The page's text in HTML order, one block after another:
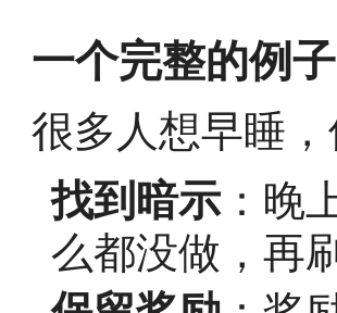
一个完整的例
很多人想早睡
找到暗示：晚
么都没做，再